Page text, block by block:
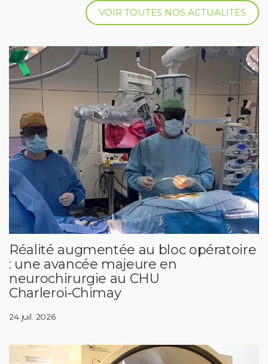
VOIR TOUTES NOS ACTUALITÉS
Réalité augmentée au bloc opératoire
: une avancée majeure en
neurochirurgie au CHU
Charleroi‑Chimay
24 juil. 2026